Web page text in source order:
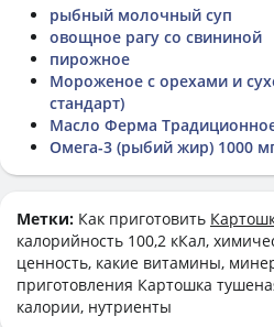
рыбный молочный суп
овощное рагу со свининой
пирожное
Мороженое с орехами и
стандарт)
Масло Ферма
Омега-3 (рыбий жир) 1000
Метки: Как приготовить
калорийность 100,2 кКал,
ценность, какие витамины,
приготовления Картошка
калории, нутриенты